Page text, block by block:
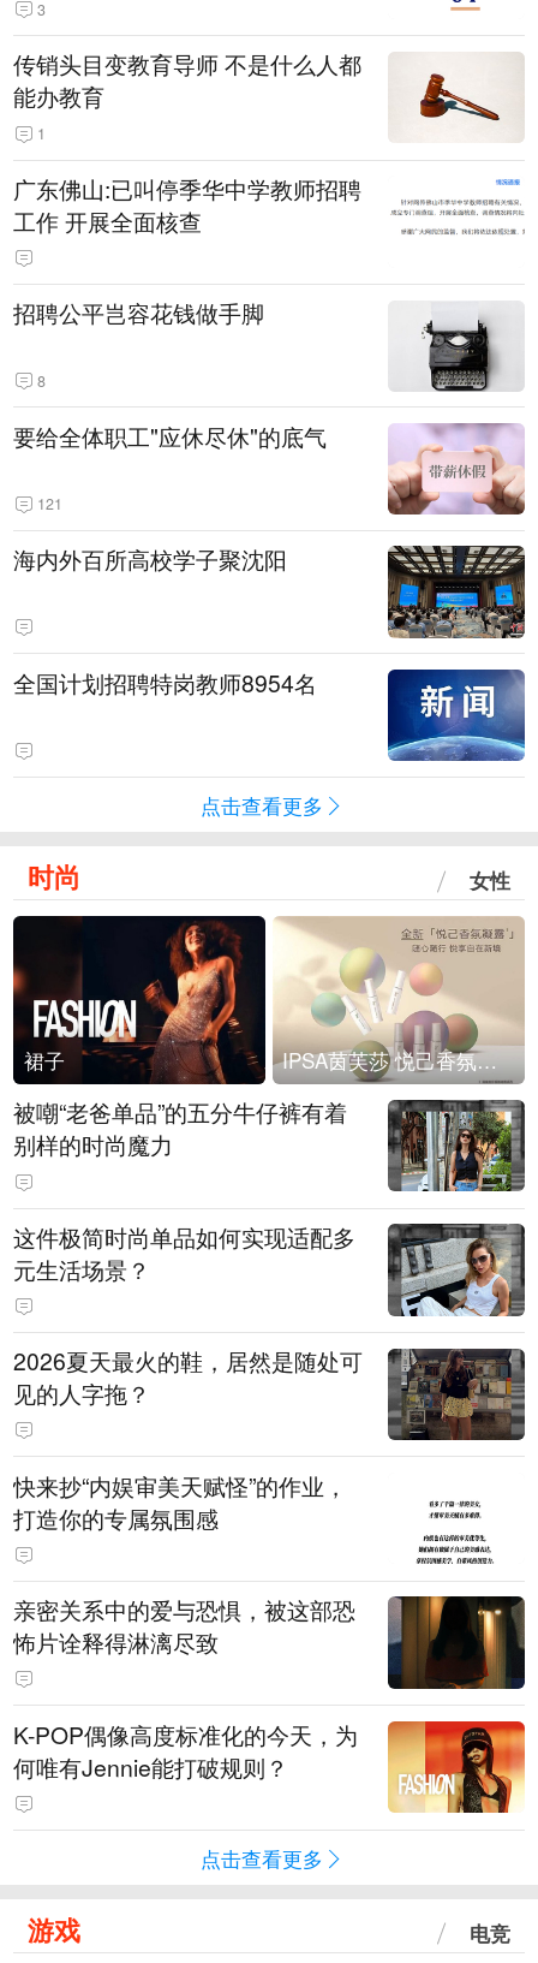
3
传销头目变教育导师 不是什么人都
能办教育
1
广东佛山:已叫停季华中学教师招聘
工作 开展全面核查
招聘公平岂容花钱做手脚
8
要给全体职工"应休尽休"的底气
121
海内外百所高校学子聚沈阳
全国计划招聘特岗教师8954名
点击查看更多
时尚 女性
裙子 IPSA茵芙莎 悦己香氛凝露上市
被嘲“老爸单品”的五分牛仔裤有着
别样的时尚魔力
这件极简时尚单品如何实现适配多
元生活场景？
2026夏天最火的鞋，居然是随处可
见的人字拖？
快来抄“内娱审美天赋怪”的作业，
打造你的专属氛围感
亲密关系中的爱与恐惧，被这部恐
怖片诠释得淋漓尽致
K-POP偶像高度标准化的今天，为
何唯有Jennie能打破规则？
点击查看更多
游戏 电竞